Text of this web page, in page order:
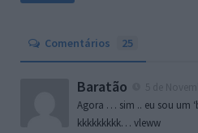
Comentários 25
Baratão
Agora … sim .. eu sou um
kkkkkkkkk… vleww